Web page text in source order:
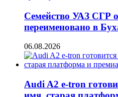
Семейство УАЗ СГР
переименовано в
06.08.2026
Audi A2 e-tron